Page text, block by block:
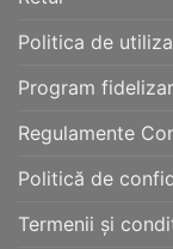
Politica de
Program
Regulamente
Politică de
Termenii și